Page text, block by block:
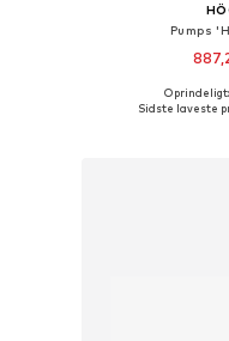
Pumps
Fås i
Oprindeligt:
Sidste laveste